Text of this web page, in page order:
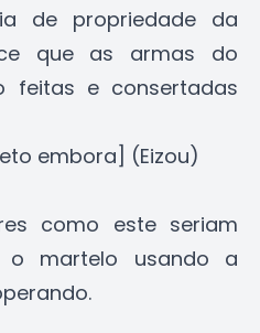
de propriedade da
que as armas do
feitas e consertadas
embora] (Eizou)
como este seriam
o martelo usando a